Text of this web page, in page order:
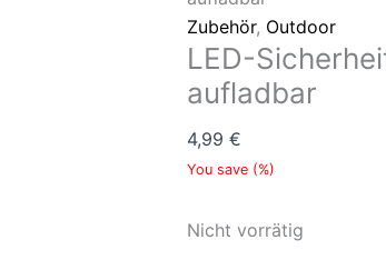
Zubehör, Outdoor
LED-
aufladbar
4,99 €
You save (%)
Nicht vorrätig